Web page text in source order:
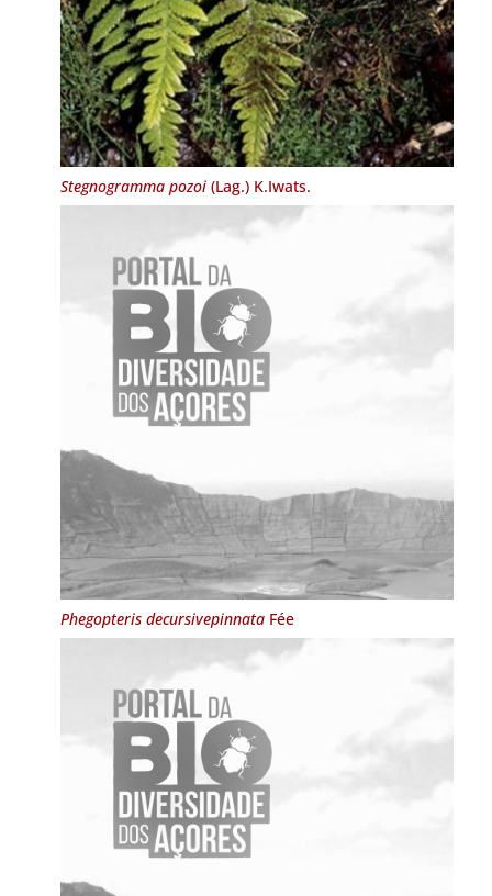
Stegnogramma pozoi(Lag.) K.Iwats.
Phegopteris decursivepinnataFée